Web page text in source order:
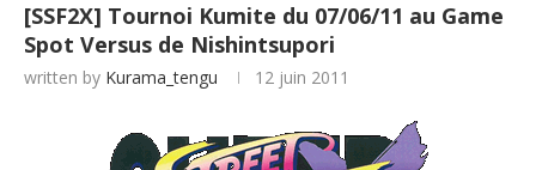
[SSF2X] Tournoi Kumite du 07/06/11 au Game
Spot Versus de Nishintsupori
written by Kurama_tengu 12 juin 2011